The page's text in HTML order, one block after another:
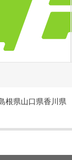
根県山口県香川県
アップ好条件求人